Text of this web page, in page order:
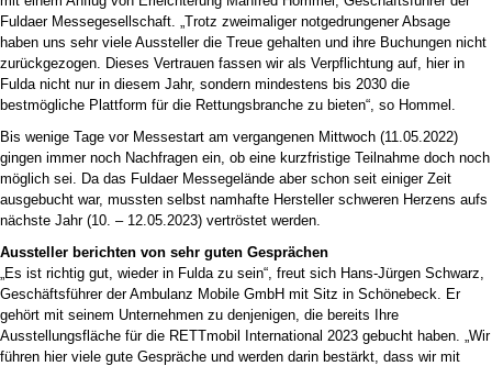
Fuldaer Messegesellschaft. „Trotz zweimaliger notgedrungener Absage
haben uns sehr viele Aussteller die Treue gehalten und ihre Buchungen nicht
zurückgezogen. Dieses Vertrauen fassen wir als Verpflichtung auf, hier in
Fulda nicht nur in diesem Jahr, sondern mindestens bis 2030 die
bestmögliche Plattform für die Rettungsbranche zu bieten“, so Hommel.
Bis wenige Tage vor Messestart am vergangenen Mittwoch (11.05.2022)
gingen immer noch Nachfragen ein, ob eine kurzfristige Teilnahme doch noch
möglich sei. Da das Fuldaer Messegelände aber schon seit einiger Zeit
ausgebucht war, mussten selbst namhafte Hersteller schweren Herzens aufs
nächste Jahr (10. – 12.05.2023) vertröstet werden.
Aussteller berichten von sehr guten Gesprächen
„Es ist richtig gut, wieder in Fulda zu sein“, freut sich Hans-Jürgen Schwarz,
Geschäftsführer der Ambulanz Mobile GmbH mit Sitz in Schönebeck. Er
gehört mit seinem Unternehmen zu denjenigen, die bereits Ihre
Ausstellungsfläche für die RETTmobil International 2023 gebucht haben. „Wir
führen hier viele gute Gespräche und werden darin bestärkt, dass wir mit